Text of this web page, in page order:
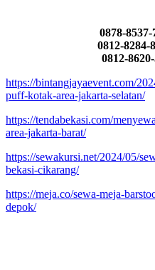
0878-
0812-
0812-
https://bintangjayaevent.com/
puff-kotak-area-jakarta-selatan/
https://tendabekasi.com/
area-jakarta-barat/
https://sewakursi.net/2024/05/
bekasi-cikarang/
https://meja.co/sewa-meja-
depok/